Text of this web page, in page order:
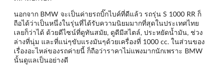
นอกจาก BMW จะเป็นค่ายรถบิ๊กไบค์ที่ดีแล้ว รถรุ่น S 1000 RR ก็
ถือได้ว่าเป็นหนึ่งในรุ่นที่ได้รับความนิยมมากที่สุดในประเทศไทย
เลยก็ว่าได้ ด้วยดีไซน์ที่ดูทันสมัย, ดูดีมีสไตล์, ประหยัดน้ำมัน, ช่วง
ล่างที่นุ่ม และที่แน่ๆขับแรงมันๆด้วยเครื่องที่ 1000 cc. ในส่วนของ
เรื่องอะไหล่ของรถค่ายนี้ ก็ถือว่าราคาไม่แพงมากนักเพราะ BMW
นั้นดูแลเป็นอย่างดี